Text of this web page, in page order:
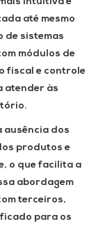
até mesmo
de sistemas
módulos de
fiscal e controle
atender às
ausência dos
produtos e
o que facilita a
abordagem
terceiros,
para os